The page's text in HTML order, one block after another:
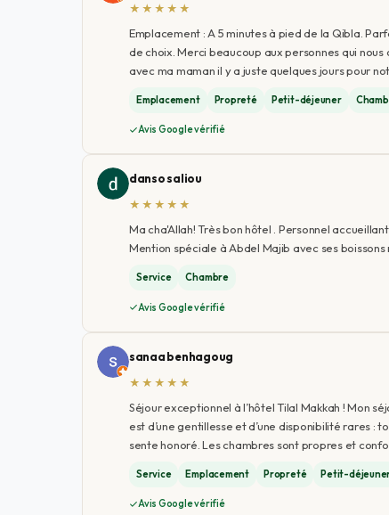
★★★★★
Emplacement : A 5 minutes à pied de la Qibla.
de choix. Merci beaucoup aux personnes qui
avec ma maman il y a juste quelques jours pour
Emplacement Propreté Petit-déjeuner
Avis Google vérifié
danso saliou
★★★★★
Ma cha'Allah! Très bon hôtel . Personnel
Mention spéciale à Abdel Majib avec ses
Service Chambre
Avis Google vérifié
sanaa benhagoug
★★★★★
Séjour exceptionnel à l’hôtel Tilal Makkah ! Mon
est d’une gentillesse et d’une disponibilité rares
sente honoré. Les chambres sont propres et
Service Emplacement Propreté Petit-
Avis Google vérifié